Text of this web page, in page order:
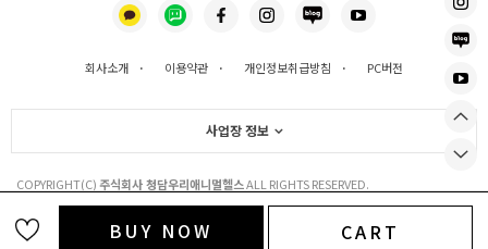
BUY NOW CART
회사소개 · 이용약관 · 개인정보취급방침 · PC버전
사업장 정보
COPYRIGHT(C)주식회사 청담우리애니멀헬스ALL RIGHTS RESERVED.